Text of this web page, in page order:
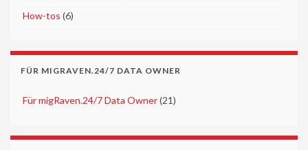
How-tos (6)
FÜR MIGRAVEN.24/7 DATA OWNER
Für migRaven.24/7 Data Owner(21)